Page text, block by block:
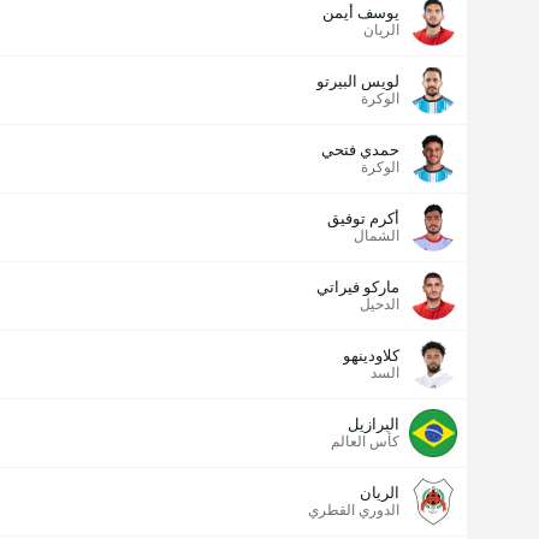
يوسف أيمن
الريان
لويس البيرتو
الوكرة
حمدي فتحي
الوكرة
أكرم توفيق
الشمال
ماركو فيراتي
الدحيل
كلاودينهو
السد
البرازيل
كأس العالم
الريان
الدوري القطري